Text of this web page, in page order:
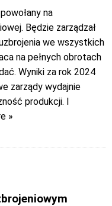
na
Będzie zarządzał
we wszystkich
na pełnych obrotach
Wyniki za rok 2024
zarządy wydajnie
produkcji. I
»